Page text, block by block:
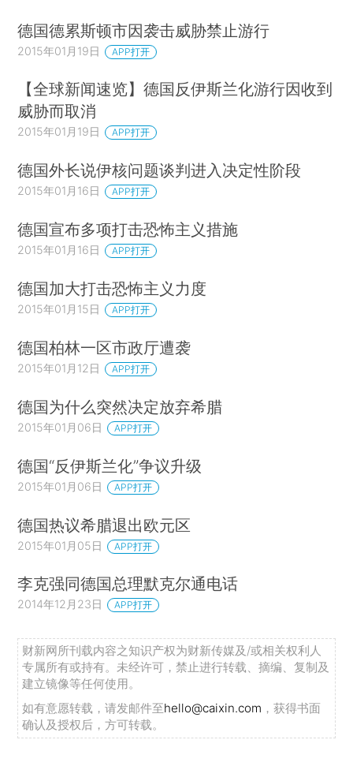
德国德累斯顿市因袭击威胁禁止游行
2015年01月19日 APP打开
【全球新闻速览】德国反伊斯兰化游行因收到
威胁而取消
2015年01月19日 APP打开
德国外长说伊核问题谈判进入决定性阶段
2015年01月16日 APP打开
德国宣布多项打击恐怖主义措施
2015年01月16日 APP打开
德国加大打击恐怖主义力度
2015年01月15日 APP打开
德国柏林一区市政厅遭袭
2015年01月12日 APP打开
德国为什么突然决定放弃希腊
2015年01月06日 APP打开
德国“反伊斯兰化”争议升级
2015年01月06日 APP打开
德国热议希腊退出欧元区
2015年01月05日 APP打开
李克强同德国总理默克尔通电话
2014年12月23日 APP打开
财新网所刊载内容之知识产权为财新传媒及/或相关权利人
专属所有或持有。未经许可，禁止进行转载、摘编、复制及
建立镜像等任何使用。
如有意愿转载，请发邮件至hello@caixin.com ，获得书面
确认及授权后，方可转载。